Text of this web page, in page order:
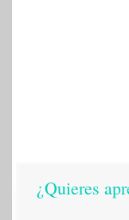
¿Quieres